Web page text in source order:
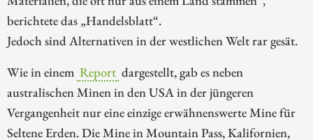
berichtete das „Handelsblatt“.
Jedoch sind Alternativen in der westlichen Welt rar gesät.
Wie in einem Report dargestellt, gab es neben
australischen Minen in den USA in der jüngeren
Vergangenheit nur eine einzige erwähnenswerte Mine für
Seltene Erden. Die Mine in Mountain Pass, Kalifornien,